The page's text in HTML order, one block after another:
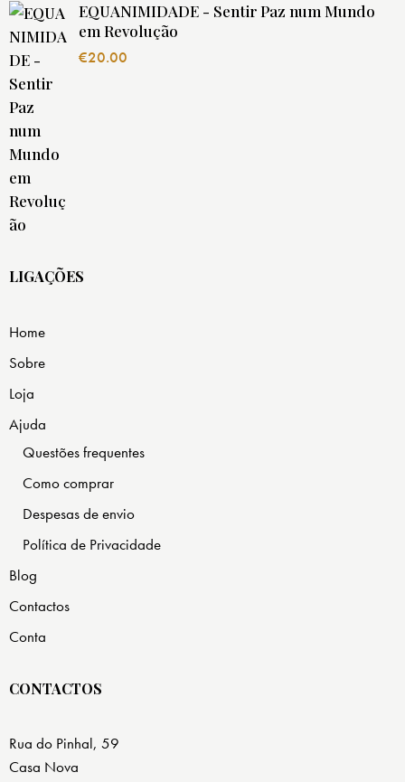
EQUANIMIDADE - Sentir Paz num Mundo
em Revolução
€20.00
LIGAÇÕES
Home
Sobre
Loja
Ajuda
Questões frequentes
Como comprar
Despesas de envio
Política de Privacidade
Blog
Contactos
Conta
CONTACTOS
Rua do Pinhal, 59
Casa Nova